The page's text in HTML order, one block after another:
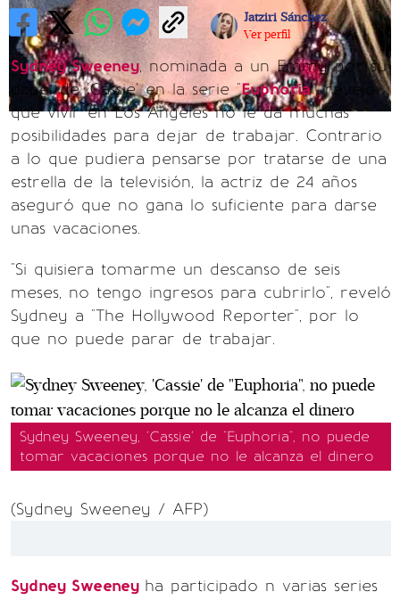
Jatziri Sánchez
Ver perfil
Sydney Sweeney, nominada a un Emmy por su
papel de 'Cassie' en la serie "Euphoria", reveló
que vivir en Los Ángeles no le da muchas
posibilidades para dejar de trabajar. Contrario
a lo que pudiera pensarse por tratarse de una
estrella de la televisión, la actriz de 24 años
aseguró que no gana lo suficiente para darse
unas vacaciones.
"Si quisiera tomarme un descanso de seis
meses, no tengo ingresos para cubrirlo", reveló
Sydney a "The Hollywood Reporter", por lo
que no puede parar de trabajar.
Sydney Sweeney, 'Cassie' de "Euphoria", no puede
tomar vacaciones porque no le alcanza el dinero
(Sydney Sweeney / AFP)
Sydney Sweeney ha participado n varias series